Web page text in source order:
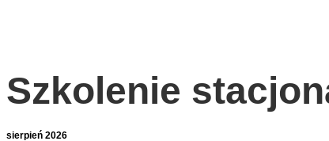
Szkolenie
sierpień 2026